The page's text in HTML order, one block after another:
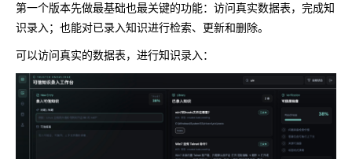
第一个版本先做最基础也最关键的功能：访问真实数据表，完成知
识录入；也能对已录入知识进行检索、更新和删除。
可以访问真实的数据表，进行知识录入：